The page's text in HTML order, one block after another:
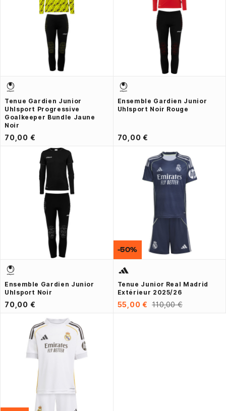
Tenue Gardien Junior
Uhlsport Progressive
Goalkeeper Bundle Jaune
Noir
70,00 €
Ensemble Gardien Junior
Uhlsport Noir Rouge
70,00 €
Ensemble Gardien Junior
Uhlsport Noir
70,00 €
Tenue Junior Real Madrid
Extérieur 2025/26
55,00 € 110,00 €
-50%